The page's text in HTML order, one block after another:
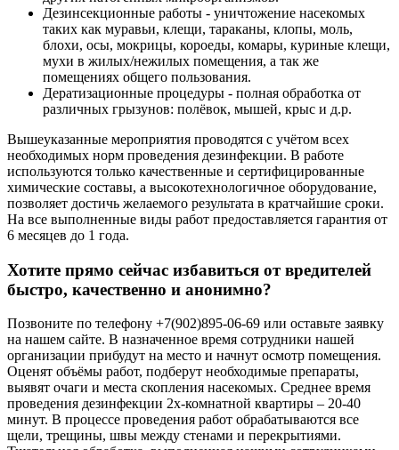
Дезинсекционные работы - уничтожение насекомых
таких как муравьи, клещи, тараканы, клопы, моль,
блохи, осы, мокрицы, короеды, комары, куриные клещи,
мухи в жилых/нежилых помещения, а так же
помещениях общего пользования.
Дератизационные процедуры - полная обработка от
различных грызунов: полёвок, мышей, крыс и д.р.
Вышеуказанные мероприятия проводятся с учётом всех
необходимых норм проведения дезинфекции. В работе
используются только качественные и сертифицированные
химические составы, а высокотехнологичное оборудование,
позволяет достичь желаемого результата в кратчайшие сроки.
На все выполненные виды работ предоставляется гарантия от
6 месяцев до 1 года.
Хотите прямо сейчас избавиться от вредителей
быстро, качественно и анонимно?
Позвоните по телефону +7(902)895-06-69 или оставьте заявку
на нашем сайте. В назначенное время сотрудники нашей
организации прибудут на место и начнут осмотр помещения.
Оценят объёмы работ, подберут необходимые препараты,
выявят очаги и места скопления насекомых. Среднее время
проведения дезинфекции 2х-комнатной квартиры – 20-40
минут. В процессе проведения работ обрабатываются все
щели, трещины, швы между стенами и перекрытиями.